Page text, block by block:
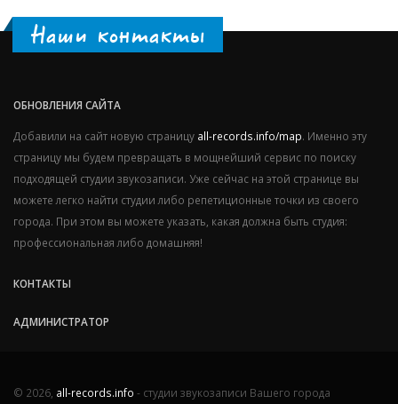
Наши контакты
ОБНОВЛЕНИЯ САЙТА
Добавили на сайт новую страницу all-records.info/map. Именно эту
страницу мы будем превращать в мощнейший сервис по поиску
подходящей студии звукозаписи. Уже сейчас на этой странице вы
можете легко найти студии либо репетиционные точки из своего
города. При этом вы можете указать, какая должна быть студия:
профессиональная либо домашняя!
КОНТАКТЫ
АДМИНИСТРАТОР
© 2026, all-records.info - студии звукозаписи Вашего города